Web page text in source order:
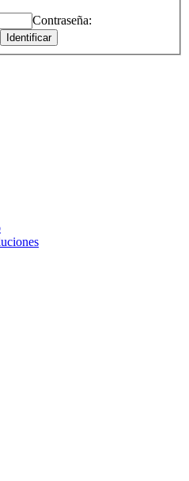
Contraseña:
Identificar